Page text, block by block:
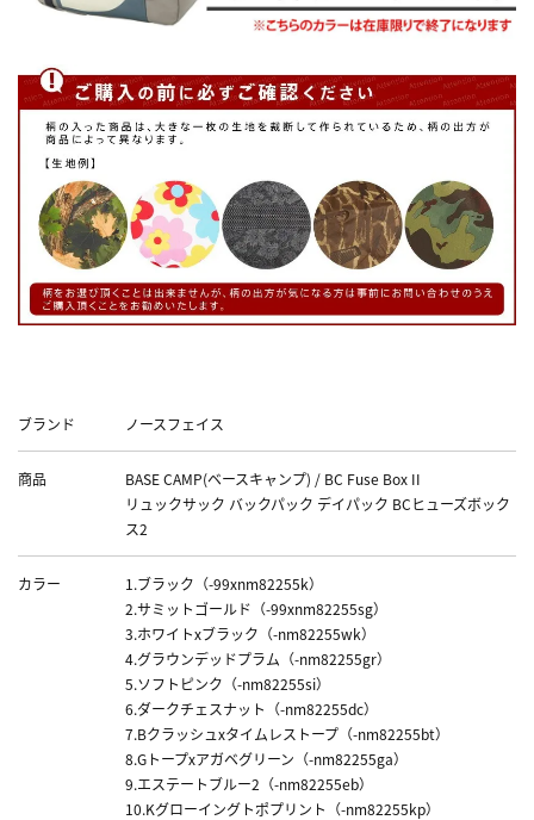
ブランド
ノースフェイス
商品
BASE CAMP(ベースキャンプ) / BC Fuse Box II
リュックサック バックパック デイパック BCヒューズボック
ス2
カラー
1.ブラック（-99xnm82255k）
2.サミットゴールド（-99xnm82255sg）
3.ホワイトxブラック（-nm82255wk）
4.グラウンデッドプラム（-nm82255gr）
5.ソフトピンク（-nm82255si）
6.ダークチェスナット（-nm82255dc）
7.Bクラッシュxタイムレストープ（-nm82255bt）
8.Gトープxアガベグリーン（-nm82255ga）
9.エステートブルー2（-nm82255eb）
10.Kグローイングトポプリント（-nm82255kp）